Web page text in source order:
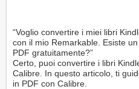
“Voglio convertire i miei libri
con il mio Remarkable. Esiste
PDF gratuitamente?”
Certo, puoi convertire i libri
Calibre. In questo articolo, ti
in PDF con Calibre.